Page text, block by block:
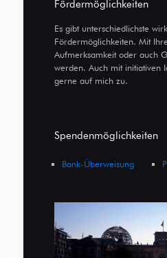
Fördermöglichkeiten
Es gibt unterschiedlichste
Fördermöglichkeiten. Mit
Aufmerksamkeit oder auch
werden. Auch mit initiativen
gerne auf mich zu.
Spendenmöglichkeiten
Bank-Überweisung